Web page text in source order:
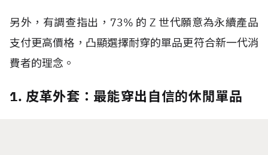
另外，有調查指出， 73% 的 Z 世代願意為永續產品
支付更高價格，凸顯選擇耐穿的單品更符合新一代消
費者的理念。
1. 皮革外套：最能穿出自信的休閒單品